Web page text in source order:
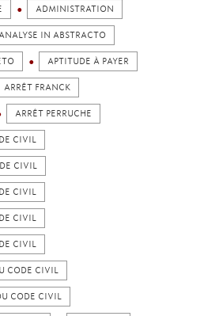
ADMINISTRATION
IN ABSTRACTO
APTITUDE À PAYER
ARRÊT FRANCK
ARRÊT PERRUCHE
CIVIL
CIVIL
CIVIL
CIVIL
CIVIL
CODE CIVIL
CODE CIVIL